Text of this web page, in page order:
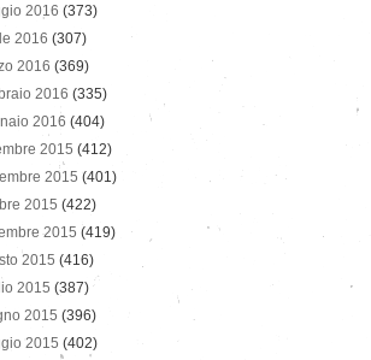
2016 (373)
2016 (307)
2016 (369)
2016 (335)
2016 (404)
2015 (412)
2015 (401)
2015 (422)
2015 (419)
2015 (416)
2015 (387)
2015 (396)
2015 (402)